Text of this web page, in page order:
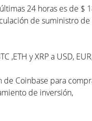
24 horas es de $
de suministro de
y XRP a USD,
Coinbase para
de inversión,